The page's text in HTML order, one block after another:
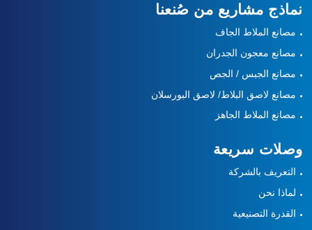
نماذج مشاريع من صُنعنا
مصانع الملاط الجاف
مصانع معجون الجدران
مصانع الجبس / الجص
مصانع لاصق البلاط/ لاصق البورسلان
مصانع الملاط الجاهز
وصلات سريعة
التعريف بالشركة
لماذا نحن
القدرة التصنيعية